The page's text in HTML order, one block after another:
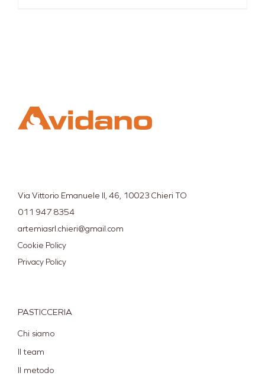
Via Vittorio Emanuele II, 46, 10023 Chieri TO
011 947 8354
artemiasrl.chieri@gmail.com
Cookie Policy
Privacy Policy
PASTICCERIA
Chi siamo
Il team
Il metodo